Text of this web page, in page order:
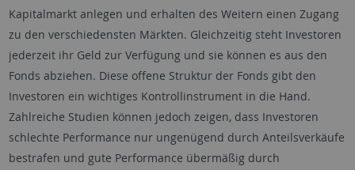
Kapitalmarkt anlegen und erhalten des Weitern einen Zugang
zu den verschiedensten Märkten. Gleichzeitig steht Investoren
jederzeit ihr Geld zur Verfügung und sie können es aus den
Fonds abziehen. Diese offene Struktur der Fonds gibt den
Investoren ein wichtiges Kontrollinstrument in die Hand.
Zahlreiche Studien können jedoch zeigen, dass Investoren
schlechte Performance nur ungenügend durch Anteilsverkäufe
bestrafen und gute Performance übermäßig durch